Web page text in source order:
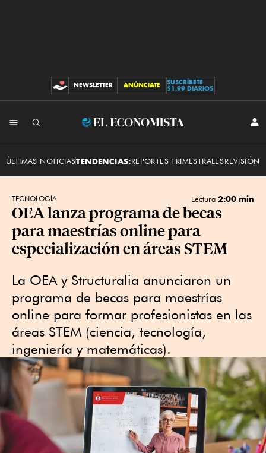
CONTRIBUCIONES
NEWSLETTER ANÚNCIATE
SUSCRÍBETE
$1.99 DIARIOS
El
ÚLTIMAS NOTICIASTENDENCIAS:REPORTES TRIMESTRALESREVISIÓN
TECNOLOGÍA Lectura 2:00 min
OEA lanza programa de becas
para maestrías online para
especialización en áreas STEM
La OEA y Structuralia anunciaron un
programa de becas para maestrías
online para formar profesionistas en las
áreas STEM (ciencia, tecnología,
ingeniería y matemáticas).